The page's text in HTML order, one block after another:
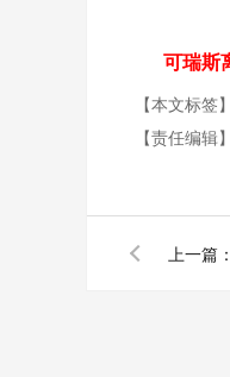
可瑞斯
【本文标签】
【责任编辑】
上一篇：